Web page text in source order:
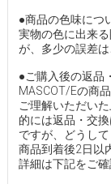
●商品の色味につ
実物の色に出来
が、多少の誤差は
●ご購入後の返品
MASCOT/Eの商
ご理解いただい
的には返品・交
ですが、どうし
商品到着後2日以
詳細は下記をご確